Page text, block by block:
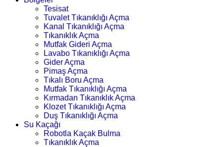
Tesisat
Tuvalet Tıkanıklığı Açma
Kanal Tıkanıklığı Açma
Tıkanıklık Açma
Mutfak Gideri Açma
Lavabo Tıkanıklığı Açma
Gider Açma
Pimaş Açma
Tıkalı Boru Açma
Mutfak Tıkanıklığı Açma
Kırmadan Tıkanıklık Açma
Klozet Tıkanıklığı Açma
Duş Tıkanıklığı Açma
Su Kaçağı
Robotla Kaçak Bulma
Tıkanıklık Açma